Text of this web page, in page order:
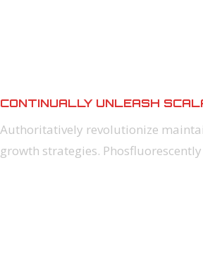
CONTINUALLY UNLEASH
Authoritatively revolutionize
growth strategies.